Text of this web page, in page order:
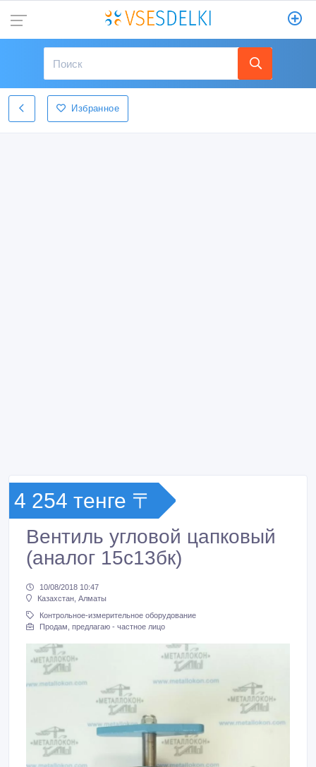
Избранное
4 254 тенге 〒
Вентиль угловой цапковый
(аналог 15с13бк)
10/08/2018 10:47
Казахстан, Алматы
Контрольное-измерительное оборудование
Продам, предлагаю - частное лицо